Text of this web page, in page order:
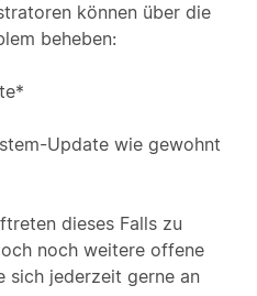
können über die
beheben:
Update wie gewohnt
dieses Falls zu
noch weitere offene
sich jederzeit gerne an